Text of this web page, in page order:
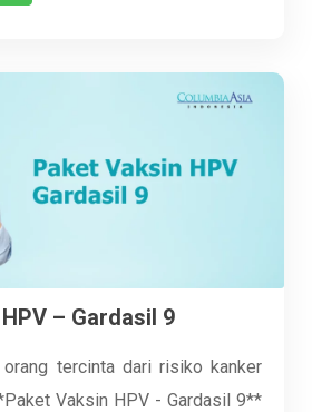
yang aman, nyaman, dan
setiap ibu dan bayi yang
– Gardasil 9
tercinta dari risiko kanker
Vaksin HPV - Gardasil 9**